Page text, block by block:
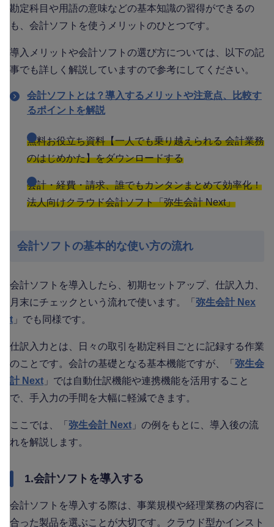
勘定科目や用語の意味などの基本知識の習得ができるの
も、会計ソフトを使うメリットのひとつです。
導入メリットや会計ソフトの選び方については、以下の記
事でも詳しく解説していますので参考にしてください。
会計ソフトとは？導入するメリットや注意点、比較す
るポイントを解説
無料お役立ち資料【一人でも乗り越えられる 会計業務
のはじめかた】をダウンロードする
会計・経費・請求、誰でもカンタンまとめて効率化！
法人向けクラウド会計ソフト「弥生会計 Next」
会計ソフトの基本的な使い方の流れ
会計ソフトを導入したら、初期セットアップ、仕訳入力、
月末にチェックという流れで使います。「 弥生会計 Nex
t 」でも同様です。
仕訳入力とは、日々の取引を勘定科目ごとに記録する作業
のことです。会計の基礎となる基本機能ですが、「 弥生会
計 Next 」では自動仕訳機能や連携機能を活用すること
で、手入力の手間を大幅に軽減できます。
ここでは、「 弥生会計 Next 」の例をもとに、導入後の流
れを解説します。
1.会計ソフトを導入する
会計ソフトを導入する際は、事業規模や経理業務の内容に
合った製品を選ぶことが大切です。クラウド型かインスト